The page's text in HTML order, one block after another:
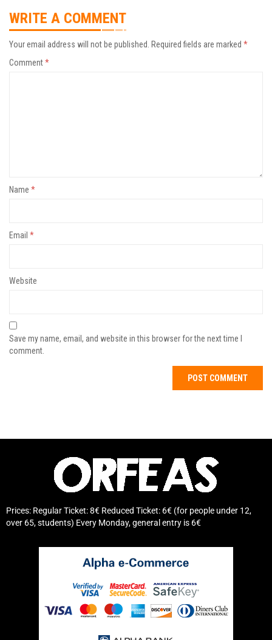
WRITE A COMMENT
Your email address will not be published. Required fields are marked *
Comment*
Name *
Email *
Website
Save my name, email, and website in this browser for the next time I
comment.
Prices: Regular Ticket: 8€ Reduced Ticket: 6€ (for people under 12,
over 65, students) Every Monday, general entry is 6€